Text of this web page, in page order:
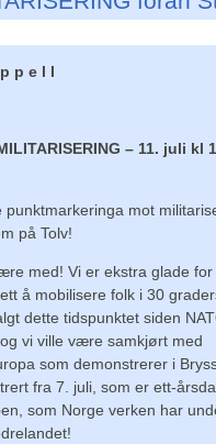
p e l l
– 11. juli kl
punktmarkeringa mot
på Tolv!
med! Vi er ekstra glade
å mobilisere folk i 30
dette tidspunktet siden
vi ville være samkjørt med
som demonstrerer i
fra 7. juli, som er ett-
som Norge verken har